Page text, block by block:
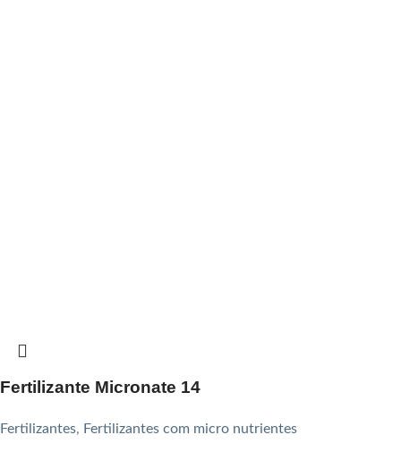
Fertilizante Micronate 14
Fertilizantes, Fertilizantes com micro nutrientes